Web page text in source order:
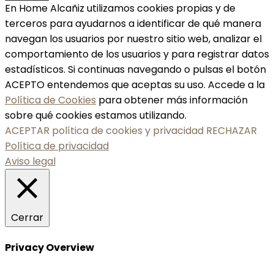
En Home Alcañiz utilizamos cookies propias y de
terceros para ayudarnos a identificar de qué manera
navegan los usuarios por nuestro sitio web, analizar el
comportamiento de los usuarios y para registrar datos
estadísticos. Si continuas navegando o pulsas el botón
ACEPTO entendemos que aceptas su uso. Accede a la
Política de Cookies para obtener más información
sobre qué cookies estamos utilizando.
ACEPTAR política de cookies y privacidad RECHAZAR
Política de privacidad
Aviso legal
Cerrar
Privacy Overview